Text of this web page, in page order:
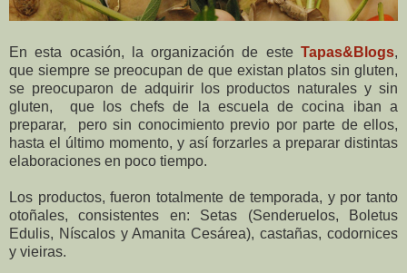
En esta ocasión, la organización de este Tapas&Blogs,
que siempre se preocupan de que existan platos sin gluten,
se preocuparon de adquirir los productos naturales y sin
gluten, que los chefs de la escuela de cocina iban a
preparar, pero sin conocimiento previo por parte de ellos,
hasta el último momento, y así forzarles a preparar distintas
elaboraciones en poco tiempo.
Los productos, fueron totalmente de temporada, y por tanto
otoñales, consistentes en: Setas (Senderuelos, Boletus
Edulis, Níscalos y Amanita Cesárea), castañas, codornices
y vieiras.